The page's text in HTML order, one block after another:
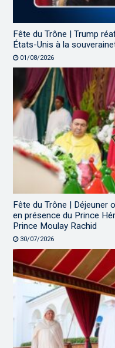
Fête du Trône | Trump
États-Unis à la
01/08/2026
Fête du Trône | Déjeuner
en présence du Prince
Prince Moulay Rachid
30/07/2026